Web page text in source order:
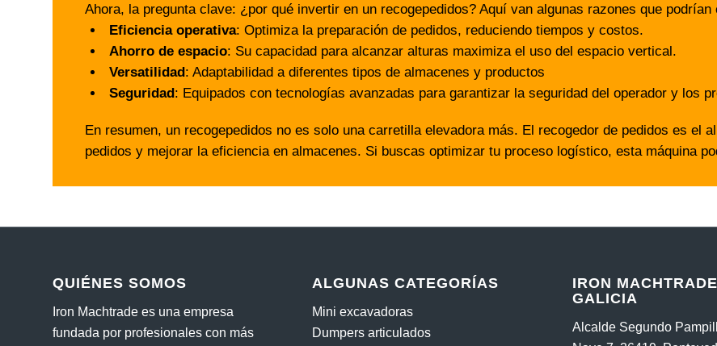
Ahora, la pregunta clave: ¿por qué invertir en un recogepedidos? Aquí van algunas razones que podrían
Eficiencia operativa: Optimiza la preparación de pedidos, reduciendo tiempos y costos.
Ahorro de espacio: Su capacidad para alcanzar alturas maximiza el uso del espacio vertical.
Versatilidad: Adaptabilidad a diferentes tipos de almacenes y productos
Seguridad: Equipados con tecnologías avanzadas para garantizar la seguridad del operador y los
En resumen, un recogepedidos no es solo una carretilla elevadora más. El recogedor de pedidos es el
pedidos y mejorar la eficiencia en almacenes. Si buscas optimizar tu proceso logístico, esta máquina
QUIÉNES SOMOS
Iron Machtrade es una empresa
fundada por profesionales con más
ALGUNAS CATEGORÍAS
Mini excavadoras
Dumpers articulados
IRON MACHTRADE
GALICIA
Alcalde Segundo